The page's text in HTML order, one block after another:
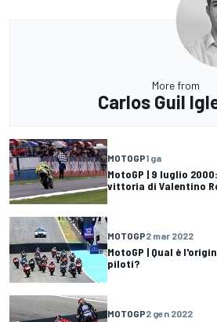
More from
Carlos Guil
MOTOGP1 ga
MotoGP | 9 luglio
vittoria di Valentino
MOTOGP2 mar 2022
MotoGP | Qual è
piloti?
MOTOGP2 gen 2022